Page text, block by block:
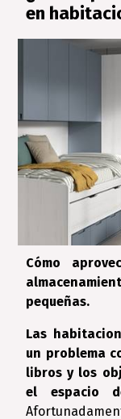
en
Cómo
pequeñas.
Las
un problema
libros y los
el espacio